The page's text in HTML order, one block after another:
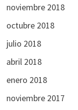
noviembre 2018
octubre 2018
julio 2018
abril 2018
enero 2018
noviembre 2017